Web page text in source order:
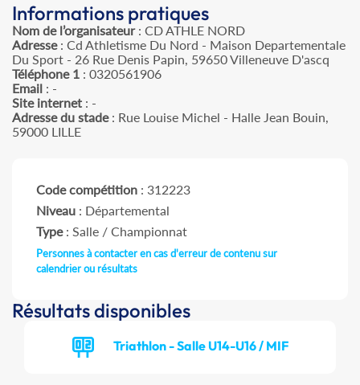
Informations pratiques
Nom de l’organisateur: CD ATHLE NORD
Adresse: Cd Athletisme Du Nord - Maison Departementale
Du Sport - 26 Rue Denis Papin, 59650 Villeneuve D'ascq
Téléphone 1 : 0320561906
Email : -
Site internet : -
Adresse du stade: Rue Louise Michel - Halle Jean Bouin,
59000 LILLE
Code compétition : 312223
Niveau : Départemental
Type: Salle / Championnat
Personnes à contacter en cas d'erreur de contenu sur
calendrier ou résultats
Résultats disponibles
Triathlon - Salle U14-U16 / MIF